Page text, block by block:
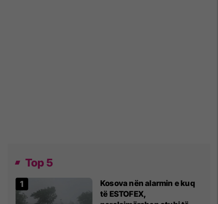
Top 5
Kosova nën alarmin e kuq
të ESTOFEX,